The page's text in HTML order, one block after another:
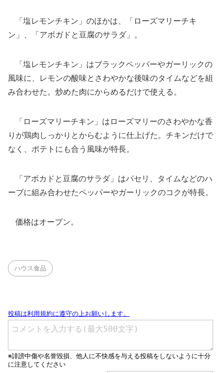
「塩レモンチキン」のほかは、「ローズマリーチキ
ン」、「アボガドと豆腐のサラダ」。
「塩レモンチキン」はブラックペッパーやガーリックの
風味に、レモンの酸味とさわやかな後味のタイムなどを組
み合わせた。炒めた肉にからめるだけで使える。
「ローズマリーチキン」はローズマリーのさわやかな香
りが鶏肉しっかりとからむように仕上げた。チキンだけで
なく、ポテトにも合う風味が特長。
「アボカドと豆腐のサラダ」はパセリ、タイムなどのハ
ーブに組み合わせたペッパーやガーリックのコクが特長。
価格はオープン。
ハウス食品